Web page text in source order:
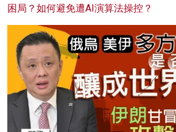
困局？如何避免遭AI演算法操控？